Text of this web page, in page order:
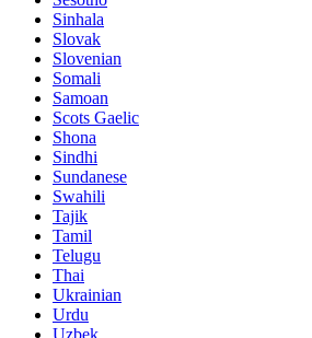
Sinhala
Slovak
Slovenian
Somali
Samoan
Scots Gaelic
Shona
Sindhi
Sundanese
Swahili
Tajik
Tamil
Telugu
Thai
Ukrainian
Urdu